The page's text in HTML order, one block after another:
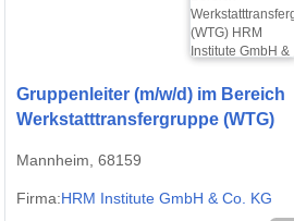
Gruppenleiter (m/w/d) im Bereich
Werkstatttransfergruppe (WTG)
Mannheim, 68159
Firma:HRM Institute GmbH & Co. KG